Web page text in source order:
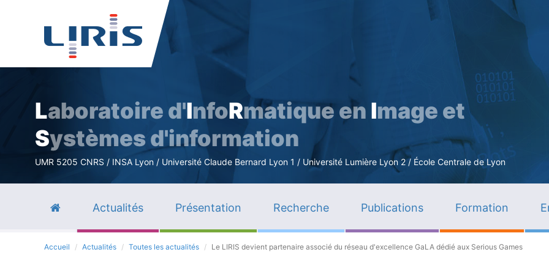
Aller
Laboratoire d'InfoRmatique en Image et
Systèmes d'information
UMR 5205 CNRS / INSA Lyon / Université Claude Bernard Lyon 1 / Université Lumière Lyon 2 / École Centrale de Lyon
Actualités Présentation Recherche Publications Formation
Accueil Actualités Toutes les actualités Le LIRIS devient partenaire associé du réseau d'excellence GaLA dédié aux Serious Games